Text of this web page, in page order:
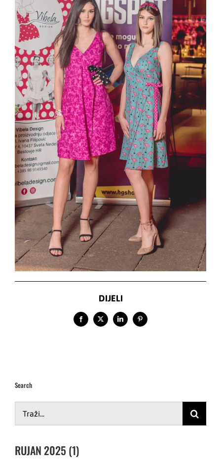
DIJELI
Facebook
X LinkedInPinterest
Search
Traži...
RUJAN 2025 (1)